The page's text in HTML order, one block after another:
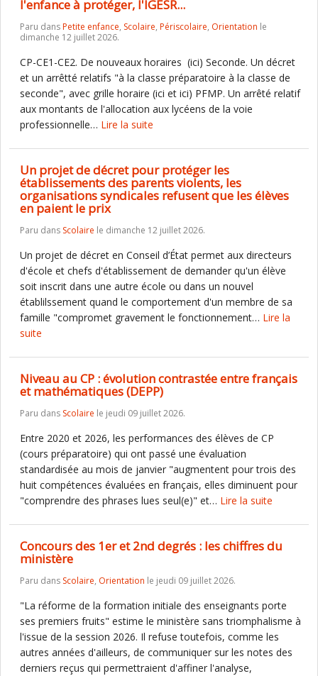
l'enfance à protéger, l'IGESR...
Paru dansPetite enfance, Scolaire, Périscolaire, Orientation le
dimanche 12 juillet 2026.
CP-CE1-CE2. De nouveaux horaires (ici) Seconde. Un décret
et un arrêtté relatifs "à la classe préparatoire à la classe de
seconde", avec grille horaire (ici et ici) PFMP. Un arrêté relatif
aux montants de l'allocation aux lycéens de la voie
professionnelle… Lire la suite
Un projet de décret pour protéger les
établissements des parents violents, les
organisations syndicales refusent que les élèves
en paient le prix
Paru dans Scolaire le dimanche 12 juillet 2026.
Un projet de décret en Conseil d’État permet aux directeurs
d'école et chefs d'établissement de demander qu'un élève
soit inscrit dans une autre école ou dans un nouvel
établilssement quand le comportement d'un membre de sa
famille "compromet gravement le fonctionnement… Lire la
suite
Niveau au CP : évolution contrastée entre français
et mathématiques (DEPP)
Paru dans Scolaire le jeudi 09 juillet 2026.
Entre 2020 et 2026, les performances des élèves de CP
(cours préparatoire) qui ont passé une évaluation
standardisée au mois de janvier "augmentent pour trois des
huit compétences évaluées en français, elles diminuent pour
"comprendre des phrases lues seul(e)" et… Lire la suite
Concours des 1er et 2nd degrés : les chiffres du
ministère
Paru dans Scolaire, Orientation le jeudi 09 juillet 2026.
"La réforme de la formation initiale des enseignants porte
ses premiers fruits" estime le ministère sans triomphalisme à
l'issue de la session 2026. Il refuse toutefois, comme les
autres années d'ailleurs, de communiquer sur les notes des
derniers reçus qui permettraient d'affiner l'analyse,